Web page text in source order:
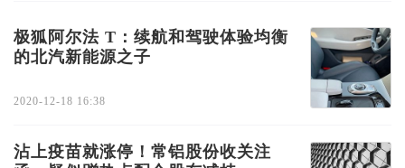
极狐阿尔法 T：续航和驾驶体验均衡
的北汽新能源之子
2020-12-18 16:38
沾上疫苗就涨停！常铝股份收关注